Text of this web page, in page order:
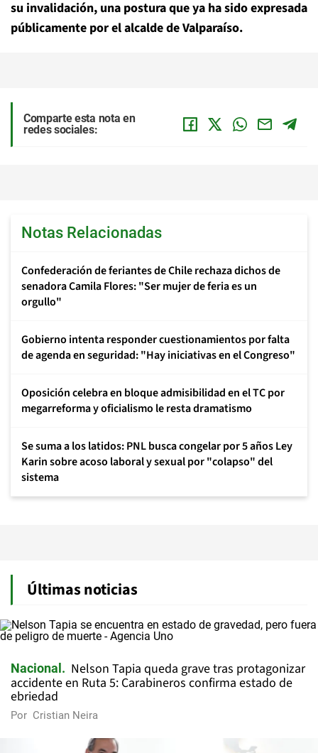
su invalidación, una postura que ya ha sido expresada
públicamente por el alcalde de Valparaíso.
Comparte esta nota en
redes sociales:
Notas Relacionadas
Confederación de feriantes de Chile rechaza dichos de
senadora Camila Flores: "Ser mujer de feria es un
orgullo"
Gobierno intenta responder cuestionamientos por falta
de agenda en seguridad: "Hay iniciativas en el Congreso"
Oposición celebra en bloque admisibilidad en el TC por
megarreforma y oficialismo le resta dramatismo
Se suma a los latidos: PNL busca congelar por 5 años Ley
Karin sobre acoso laboral y sexual por "colapso" del
sistema
Últimas noticias
Nacional
Nelson Tapia queda grave tras protagonizar
accidente en Ruta 5: Carabineros confirma estado de
ebriedad
Por Cristian Neira